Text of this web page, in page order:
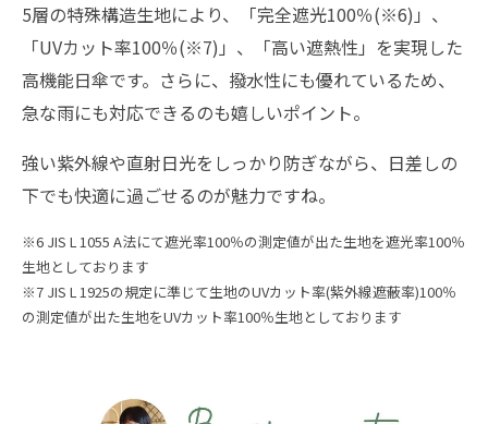
5層の特殊構造生地により、「完全遮光100％(※6)」、
「UVカット率100％(※7)」、「高い遮熱性」を実現した
高機能日傘です。さらに、撥水性にも優れているため、
急な雨にも対応できるのも嬉しいポイント。
強い紫外線や直射日光をしっかり防ぎながら、日差しの
下でも快適に過ごせるのが魅力ですね。
※6 JIS L 1055 A法にて遮光率100％の測定値が出た生地を遮光率100％
生地としております
※7 JIS L 1925の規定に準じて生地のUVカット率(紫外線遮蔽率)100％
の測定値が出た生地をUVカット率100％生地としております